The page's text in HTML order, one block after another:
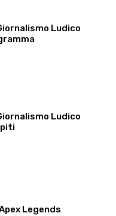
Ludico
Ludico
Legends